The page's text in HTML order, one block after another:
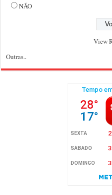
NÃO
View
Outras..